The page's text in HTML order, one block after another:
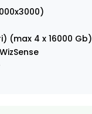
(max 4 x 16000 Gb)
WizSense